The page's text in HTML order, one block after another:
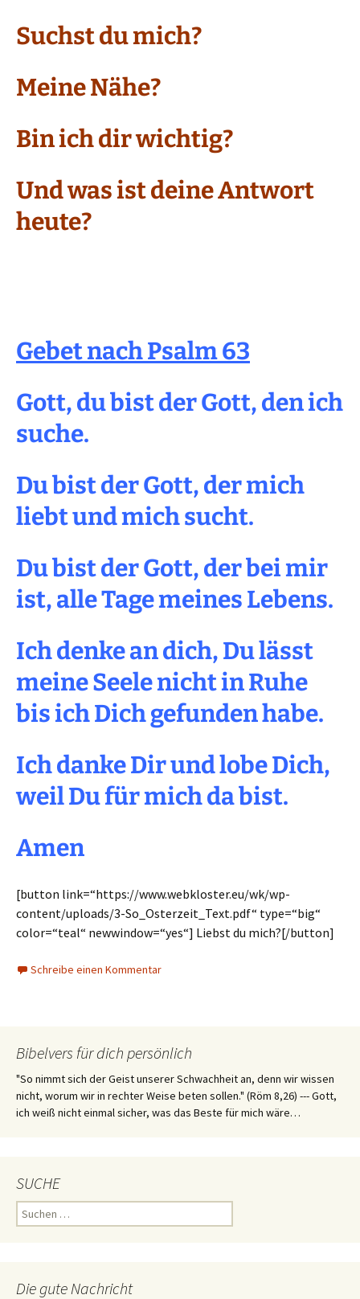
Suchst du mich?
Meine Nähe?
Bin ich dir wichtig?
Und was ist deine Antwort
heute?
Gebet nach Psalm 63
Gott, du bist der Gott, den ich
suche.
Du bist der Gott, der mich
liebt und mich sucht.
Du bist der Gott, der bei mir
ist, alle Tage meines Lebens.
Ich denke an dich, Du lässt
meine Seele nicht in Ruhe
bis ich Dich gefunden habe.
Ich danke Dir und lobe Dich,
weil Du für mich da bist.
Amen
[button link=“https://www.webkloster.eu/wk/wp-
content/uploads/3-So_Osterzeit_Text.pdf“ type=“big“
color=“teal“ newwindow=“yes“] Liebst du mich?[/button]
Schreibe einen Kommentar
Bibelvers für dich persönlich
"So nimmt sich der Geist unserer Schwachheit an, denn wir wissen
nicht, worum wir in rechter Weise beten sollen." (Röm 8,26) --- Gott,
ich weiß nicht einmal sicher, was das Beste für mich wäre…
SUCHE
Suchen
nach:
Die gute Nachricht